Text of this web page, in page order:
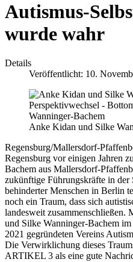
Autismus-
wurde wahr
Details
Veröffentlicht: 10.
Anke Kidan und Silke
Regensburg/Mallersdorf-
Regensburg vor einigen Jahren
Bachem aus Mallersdorf-
zukünftige Führungskräfte in
behinderter Menschen in Berlin
noch ein Traum, dass sich
landesweit
und Silke Wanninger-Bachem
2021 gegründeten Vereins
Die Verwirklichung dieses
ARTIKEL 3 als eine gute